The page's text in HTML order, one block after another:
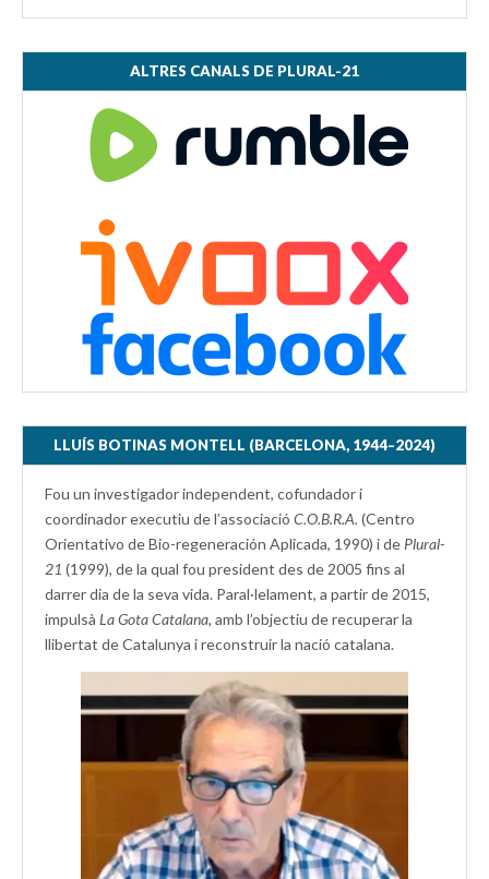
ALTRES CANALS DE PLURAL-21
LLUÍS BOTINAS MONTELL (BARCELONA, 1944–2024)
Fou un investigador independent, cofundador i
coordinador executiu de l’associació C.O.B.R.A. (Centro
Orientativo de Bio-regeneración Aplicada, 1990) i de Plural-
21 (1999), de la qual fou president des de 2005 fins al
darrer dia de la seva vida. Paral·lelament, a partir de 2015,
impulsà La Gota Catalana, amb l’objectiu de recuperar la
llibertat de Catalunya i reconstruir la nació catalana.